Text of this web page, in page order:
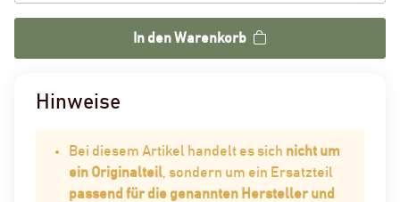
In den Warenkorb
Hinweise
Bei diesem Artikel handelt es sich nicht um
ein Originalteil , sondern um ein Ersatzteil
passend für die genannten Hersteller und